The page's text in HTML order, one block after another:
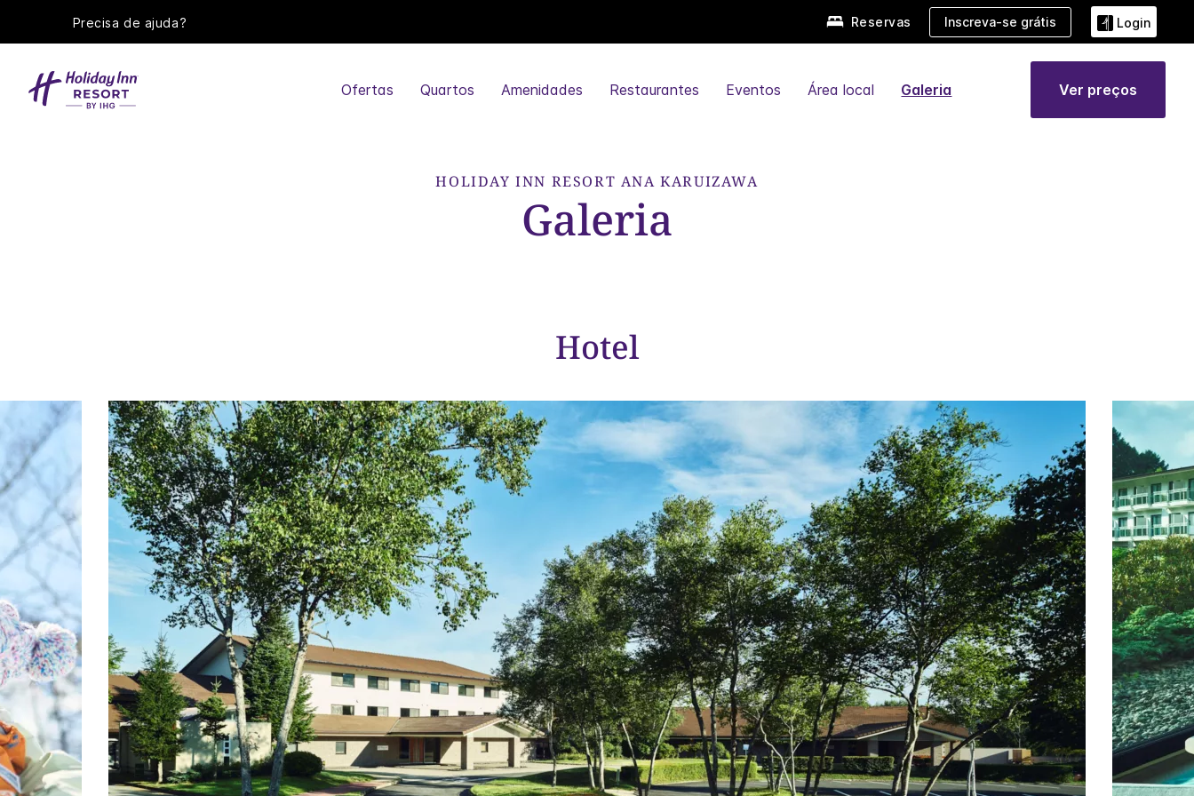
Precisa de ajuda? Reservas Inscreva-se grátis Login
Ofertas Quartos Amenidades Restaurantes Eventos Área local Galeria Ver preços
HOLIDAY INN RESORT ANA KARUIZAWA
Galeria
Hotel